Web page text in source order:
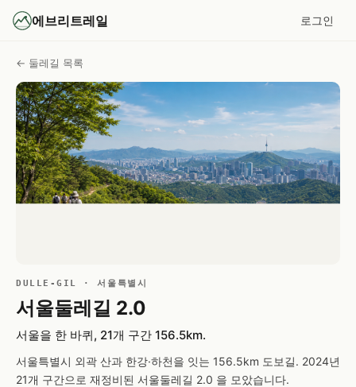
에브리트레일 로그인
← 둘레길 목록
DULLE-GIL · 서울특별시
서울둘레길 2.0
서울을 한 바퀴, 21개 구간 156.5km.
서울특별시 외곽 산과 한강·하천을 잇는 156.5km 도보길. 2024년
21개 구간으로 재정비된 서울둘레길 2.0 을 모았습니다.